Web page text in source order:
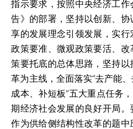
指示要求，按照中央经济工
告》的部署，坚持以创新、
享的发展理念引领发展，实
政策要准、微观政策要活、
策要托底的总体思路，坚持
革为主线，全面落实“去产能
成本、补短板”五大重点任务
期经济社会发展的良好开局
作为供给侧结构性改革的题